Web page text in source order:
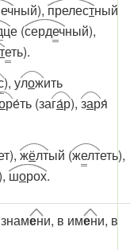
ный), прелестный
це (сердечный),
теть).
), уложить
ре́ть (зага́р), заря́
жёлтый (желтеть),
шорох.
ени, в имени, в